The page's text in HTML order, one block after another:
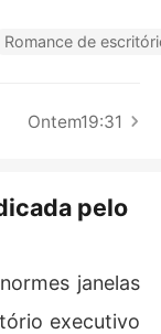
meu fim d
beijar a nova n
Romance de
Ontem19:31
pelo
janelas
executivo